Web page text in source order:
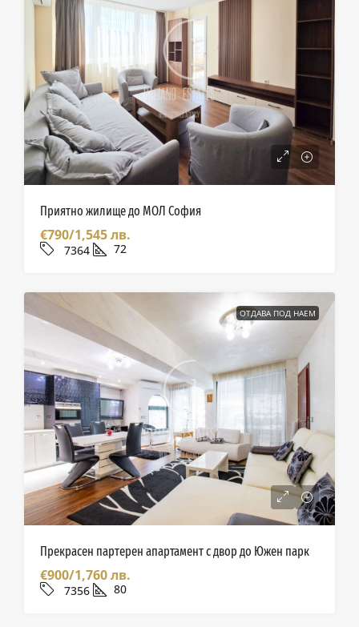
Приятно жилище до МОЛ София
€790/1,545 лв.
7364 72
ОТДАВА ПОД НАЕМ
Прекрасен партерен апартамент с двор до Южен парк
€900/1,760 лв.
7356 80